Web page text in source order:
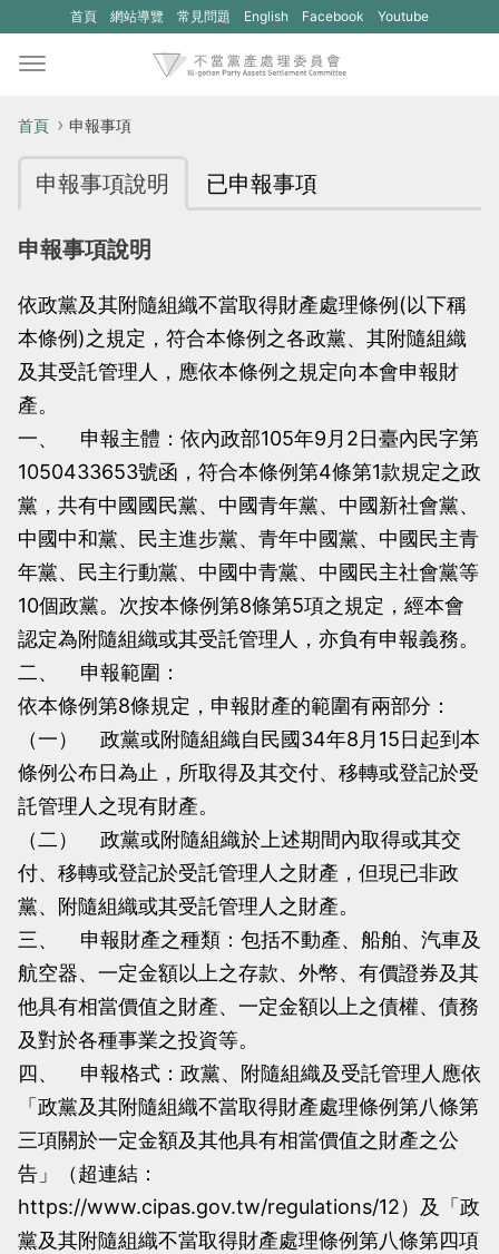
首頁 網站導覽 常見問題 English
(另
將
個
新
的
站：
不
當
黨
產
處
理
員
會
Facebook
(另
個
新
的
站：
不
當
黨
產
處
理
員
會
Youtube
首頁 申報事項
申報事項說明 已申報事項
申報事項說明
依政黨及其附隨組織不當取得財產處理條例(以下稱
本條例)之規定，符合本條例之各政黨、其附隨組織
及其受託管理人，應依本條例之規定向本會申報財
產。
一、 申報主體：依內政部105年9月2日臺內民字第
1050433653號函，符合本條例第4條第1款規定之政
黨，共有中國國民黨、中國青年黨、中國新社會黨、
中國中和黨、民主進步黨、青年中國黨、中國民主青
年黨、民主行動黨、中國中青黨、中國民主社會黨等
10個政黨。次按本條例第8條第5項之規定，經本會
認定為附隨組織或其受託管理人，亦負有申報義務。
二、 申報範圍：
依本條例第8條規定，申報財產的範圍有兩部分：
（一） 政黨或附隨組織自民國34年8月15日起到本
條例公布日為止，所取得及其交付、移轉或登記於受
託管理人之現有財產。
（二） 政黨或附隨組織於上述期間內取得或其交
付、移轉或登記於受託管理人之財產，但現已非政
黨、附隨組織或其受託管理人之財產。
三、 申報財產之種類：包括不動產、船舶、汽車及
航空器、一定金額以上之存款、外幣、有價證券及其
他具有相當價值之財產、一定金額以上之債權、債務
及對於各種事業之投資等。
四、 申報格式：政黨、附隨組織及受託管理人應依
「政黨及其附隨組織不當取得財產處理條例第八條第
三項關於一定金額及其他具有相當價值之財產之公
告」（超連結：
https://www.cipas.gov.tw/regulations/12）及「政
黨及其附隨組織不當取得財產處理條例第八條第四項